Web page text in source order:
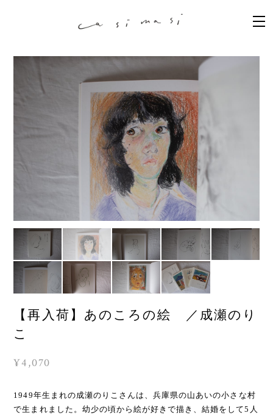
【再入荷】あのころの絵 ／成瀬のり
こ
¥4,070
1949年生まれの成瀬のりこさんは、兵庫県の山あいの小さな村
で生まれました。幼少の頃から絵が好きで描き、結婚をして5人